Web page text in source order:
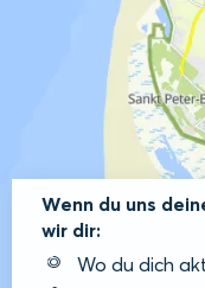
Wenn du uns
wir dir:
Wo du dich